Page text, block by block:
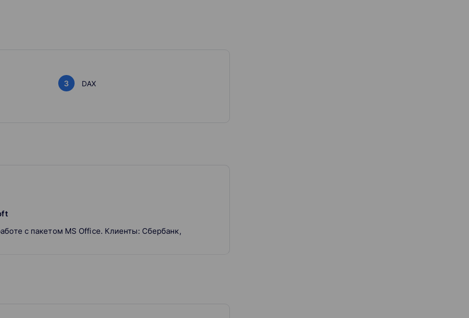
от простых агрегатов до формул со скользящими
3 DAX
с пакетом MS Office. Клиенты: Сбербанк,